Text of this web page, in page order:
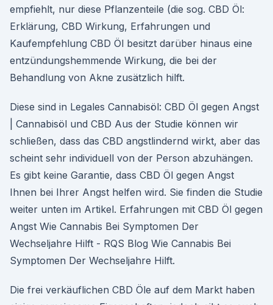
empfiehlt, nur diese Pflanzenteile (die sog. CBD Öl:
Erklärung, CBD Wirkung, Erfahrungen und
Kaufempfehlung CBD Öl besitzt darüber hinaus eine
entzündungshemmende Wirkung, die bei der
Behandlung von Akne zusätzlich hilft.
Diese sind in Legales Cannabisöl: CBD Öl gegen Angst
| Cannabisöl und CBD Aus der Studie können wir
schließen, dass das CBD angstlindernd wirkt, aber das
scheint sehr individuell von der Person abzuhängen.
Es gibt keine Garantie, dass CBD Öl gegen Angst
Ihnen bei Ihrer Angst helfen wird. Sie finden die Studie
weiter unten im Artikel. Erfahrungen mit CBD Öl gegen
Angst Wie Cannabis Bei Symptomen Der
Wechseljahre Hilft - RQS Blog Wie Cannabis Bei
Symptomen Der Wechseljahre Hilft.
Die frei verkäuflichen CBD Öle auf dem Markt haben